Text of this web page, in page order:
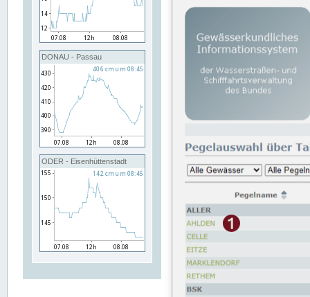
DONAU - Passau
ODER - Eisenhüttenstadt